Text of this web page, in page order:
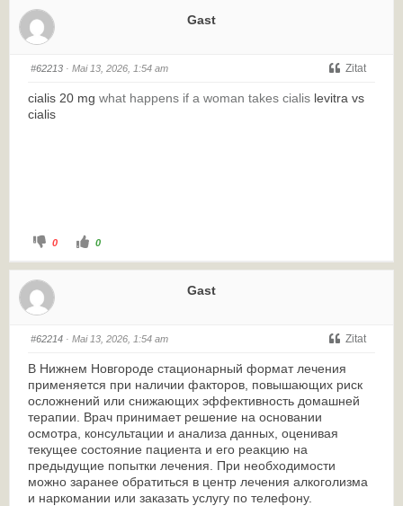
Gast
#62213 · Mai 13, 2026, 1:54 am Zitat
cialis 20 mg what happens if a woman takes cialis levitra vs
cialis
0 0
Gast
#62214 · Mai 13, 2026, 1:54 am Zitat
В Нижнем Новгороде стационарный формат лечения
применяется при наличии факторов, повышающих риск
осложнений или снижающих эффективность домашней
терапии. Врач принимает решение на основании
осмотра, консультации и анализа данных, оценивая
текущее состояние пациента и его реакцию на
предыдущие попытки лечения. При необходимости
можно заранее обратиться в центр лечения алкоголизма
и наркомании или заказать услугу по телефону.